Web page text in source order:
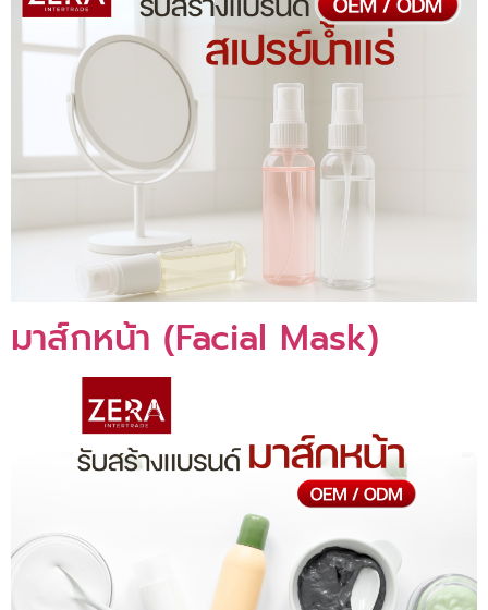
มาส์กหน้า (Facial Mask)